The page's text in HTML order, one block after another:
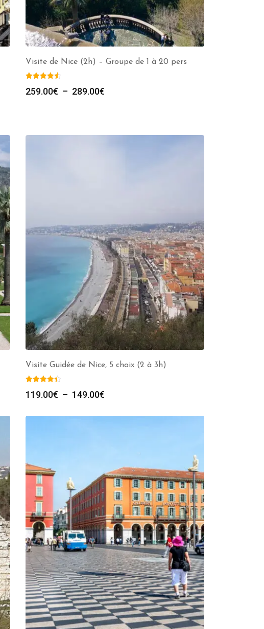
Visite de Nice (2h) – Groupe de 1 à 20 pers
259.00€ – 289.00€
à
Visite Guidée de Nice, 5 choix (2 à 3h)
119.00€ – 149.00€
prix :